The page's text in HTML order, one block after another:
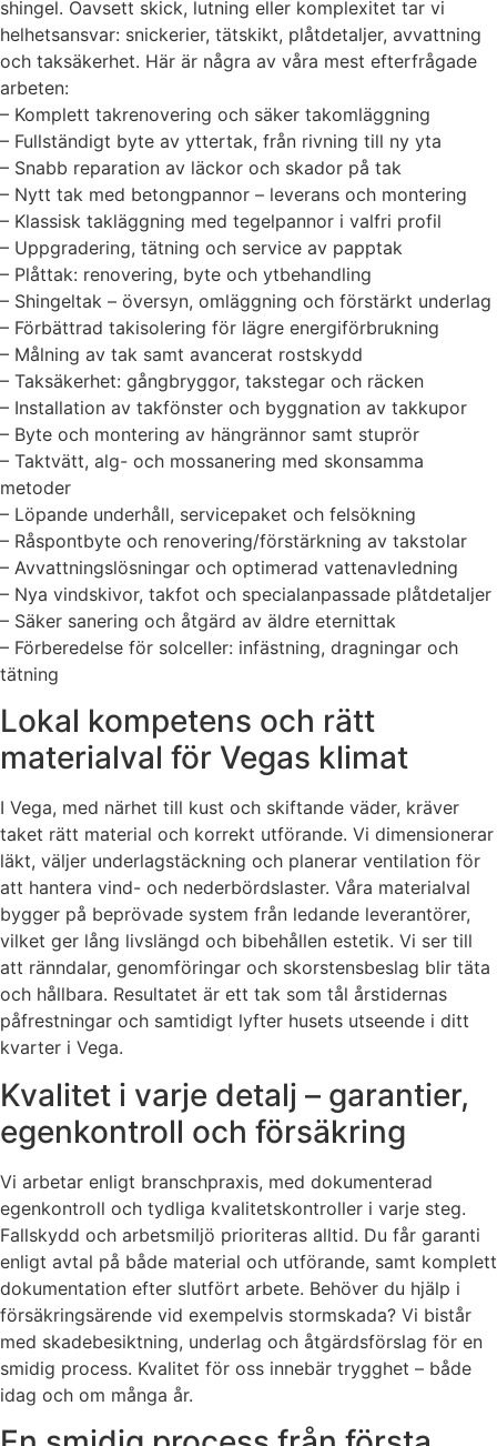
shingel. Oavsett skick, lutning eller komplexitet tar vi
helhetsansvar: snickerier, tätskikt, plåtdetaljer, avvattning
och taksäkerhet. Här är några av våra mest efterfrågade
arbeten:
– Komplett takrenovering och säker takomläggning
– Fullständigt byte av yttertak, från rivning till ny yta
– Snabb reparation av läckor och skador på tak
– Nytt tak med betongpannor – leverans och montering
– Klassisk takläggning med tegelpannor i valfri profil
– Uppgradering, tätning och service av papptak
– Plåttak: renovering, byte och ytbehandling
– Shingeltak – översyn, omläggning och förstärkt underlag
– Förbättrad takisolering för lägre energiförbrukning
– Målning av tak samt avancerat rostskydd
– Taksäkerhet: gångbryggor, takstegar och räcken
– Installation av takfönster och byggnation av takkupor
– Byte och montering av hängrännor samt stuprör
– Taktvätt, alg- och mossanering med skonsamma
metoder
– Löpande underhåll, servicepaket och felsökning
– Råspontbyte och renovering/förstärkning av takstolar
– Avvattningslösningar och optimerad vattenavledning
– Nya vindskivor, takfot och specialanpassade plåtdetaljer
– Säker sanering och åtgärd av äldre eternittak
– Förberedelse för solceller: infästning, dragningar och
tätning
Lokal kompetens och rätt
materialval för Vegas klimat
I Vega, med närhet till kust och skiftande väder, kräver
taket rätt material och korrekt utförande. Vi dimensionerar
läkt, väljer underlagstäckning och planerar ventilation för
att hantera vind- och nederbördslaster. Våra materialval
bygger på beprövade system från ledande leverantörer,
vilket ger lång livslängd och bibehållen estetik. Vi ser till
att ränndalar, genomföringar och skorstensbeslag blir täta
och hållbara. Resultatet är ett tak som tål årstidernas
påfrestningar och samtidigt lyfter husets utseende i ditt
kvarter i Vega.
Kvalitet i varje detalj – garantier,
egenkontroll och försäkring
Vi arbetar enligt branschpraxis, med dokumenterad
egenkontroll och tydliga kvalitetskontroller i varje steg.
Fallskydd och arbetsmiljö prioriteras alltid. Du får garanti
enligt avtal på både material och utförande, samt komplett
dokumentation efter slutfört arbete. Behöver du hjälp i
försäkringsärende vid exempelvis stormskada? Vi bistår
med skadebesiktning, underlag och åtgärdsförslag för en
smidig process. Kvalitet för oss innebär trygghet – både
idag och om många år.